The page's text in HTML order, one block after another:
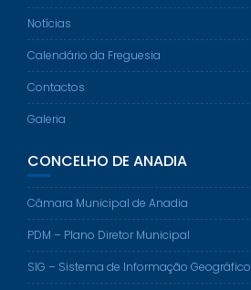
Notícias
Calendário da Freguesia
Contactos
Galeria
CONCELHO DE ANADIA
Câmara Municipal de Anadia
PDM – Plano Diretor Municipal
SIG – Sistema de Informação Geográfico